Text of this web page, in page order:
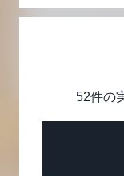
52件の